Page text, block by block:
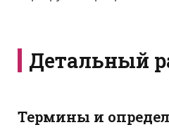
Детальный
Термины и